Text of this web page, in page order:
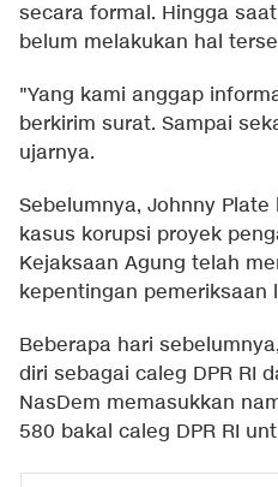
secara formal. Hingga
belum melakukan hal
"Yang kami anggap
berkirim surat. Sampai
ujarnya.
Sebelumnya, Johnny
kasus korupsi proyek
Kejaksaan Agung telah
kepentingan pemeriksaan
Beberapa hari
diri sebagai caleg DPR RI
NasDem memasukkan
580 bakal caleg DPR RI